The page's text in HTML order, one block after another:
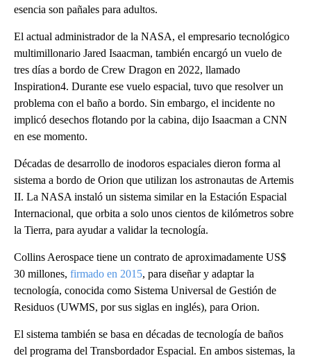
esencia son pañales para adultos.
El actual administrador de la NASA, el empresario tecnológico
multimillonario Jared Isaacman, también encargó un vuelo de
tres días a bordo de Crew Dragon en 2022, llamado
Inspiration4. Durante ese vuelo espacial, tuvo que resolver un
problema con el baño a bordo. Sin embargo, el incidente no
implicó desechos flotando por la cabina, dijo Isaacman a CNN
en ese momento.
Décadas de desarrollo de inodoros espaciales dieron forma al
sistema a bordo de Orion que utilizan los astronautas de Artemis
II. La NASA instaló un sistema similar en la Estación Espacial
Internacional, que orbita a solo unos cientos de kilómetros sobre
la Tierra, para ayudar a validar la tecnología.
Collins Aerospace tiene un contrato de aproximadamente US$
30 millones, firmado en 2015, para diseñar y adaptar la
tecnología, conocida como Sistema Universal de Gestión de
Residuos (UWMS, por sus siglas en inglés), para Orion.
El sistema también se basa en décadas de tecnología de baños
del programa del Transbordador Espacial. En ambos sistemas, la